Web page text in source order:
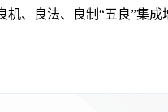
良法、良制“五良”集成